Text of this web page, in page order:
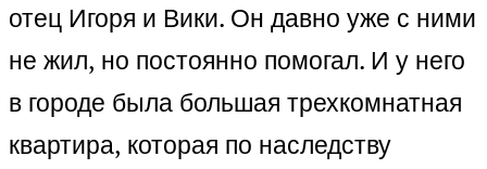
отец Игоря и Вики. Он давно уже с ними
не жил, но постоянно помогал. И у него
в городе была большая трехкомнатная
квартира, которая по наследству